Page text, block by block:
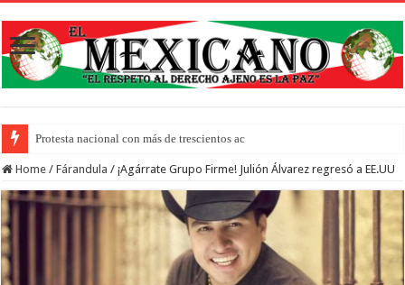
Protesta nacional con más de trescientos actos honra a inmigrantes muerto
Home / Fárandula / ¡Agárrate Grupo Firme! Julión Álvarez regresó a EE.UU